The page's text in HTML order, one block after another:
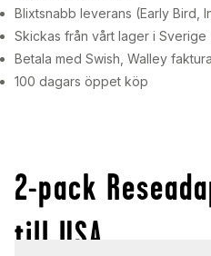
Blixtsnabb leverans (Early Bird,
Skickas från vårt lager i Sverige
Betala med Swish, Walley
100 dagars öppet köp
2-pack
till USA